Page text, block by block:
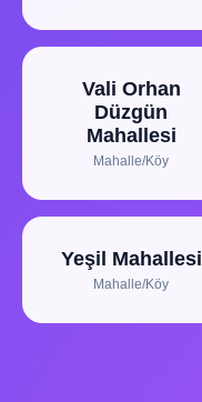
Vali Orhan
Düzgün
Mahallesi
Mahalle/Köy
Yeşil Mahallesi
Mahalle/Köy